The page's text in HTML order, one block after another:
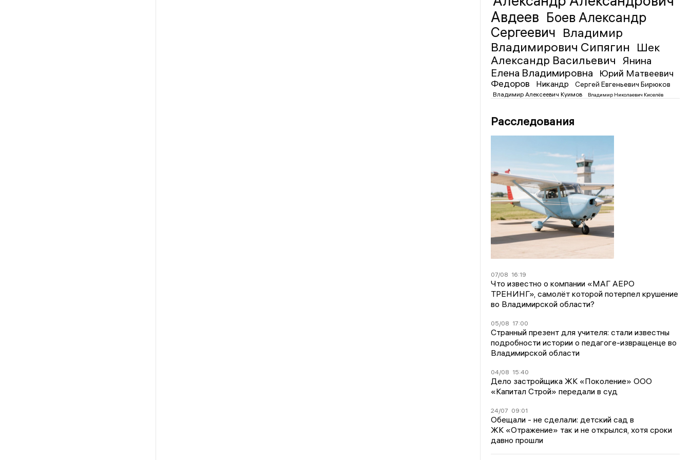
Авдеев Боев Александр
Сергеевич Владимир
Владимирович Сипягин Шек
Александр Васильевич
Янина
Елена Владимировна
Юрий Матвеевич
Федоров
Никандр Сергей Евгеньевич Бирюков
Владимир Алексеевич Куимов Владимир Николаевич Киселёв
Расследования
07/08 16:19
Что известно о компании «МАГ АЕРО
ТРЕНИНГ», самолёт которой потерпел крушение
во Владимирской области?
05/08 17:00
Странный презент для учителя: стали известны
подробности истории о педагоге-извращенце во
Владимирской области
04/08 15:40
Дело застройщика ЖК «Поколение» ООО
«Капитал Строй» передали в суд
24/07 09:01
Обещали - не сделали: детский сад в
ЖК «Отражение» так и не открылся, хотя сроки
давно прошли